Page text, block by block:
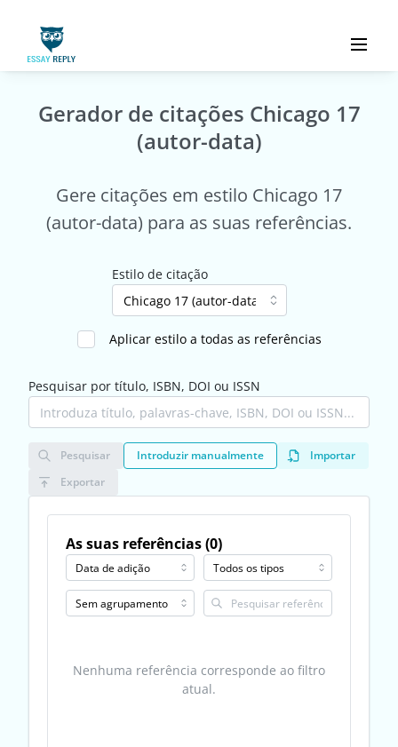
Gerador de citações Chicago 17
(autor-data)
Gere citações em estilo Chicago 17
(autor-data) para as suas referências.
Estilo de citação
Aplicar estilo a todas as referências
Pesquisar por título, ISBN, DOI ou ISSN
Pesquisar Introduzir manualmente
Importar
Exportar
As suas referências (0)
Nenhuma referência corresponde ao filtro
atual.